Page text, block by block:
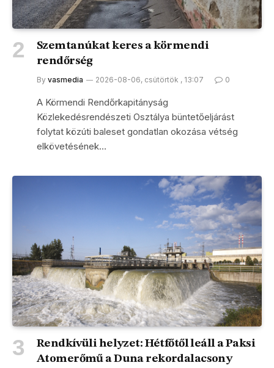
Szemtanúkat keres a körmendi
rendőrség
By vasmedia 2026-08-06, csütörtök , 13:07 0
A Körmendi Rendőrkapitányság
Közlekedésrendészeti Osztálya büntetőeljárást
folytat közúti baleset gondatlan okozása vétség
elkövetésének…
Rendkívüli helyzet: Hétfőtől leáll a Paksi
Atomerőmű a Duna rekordalacsony